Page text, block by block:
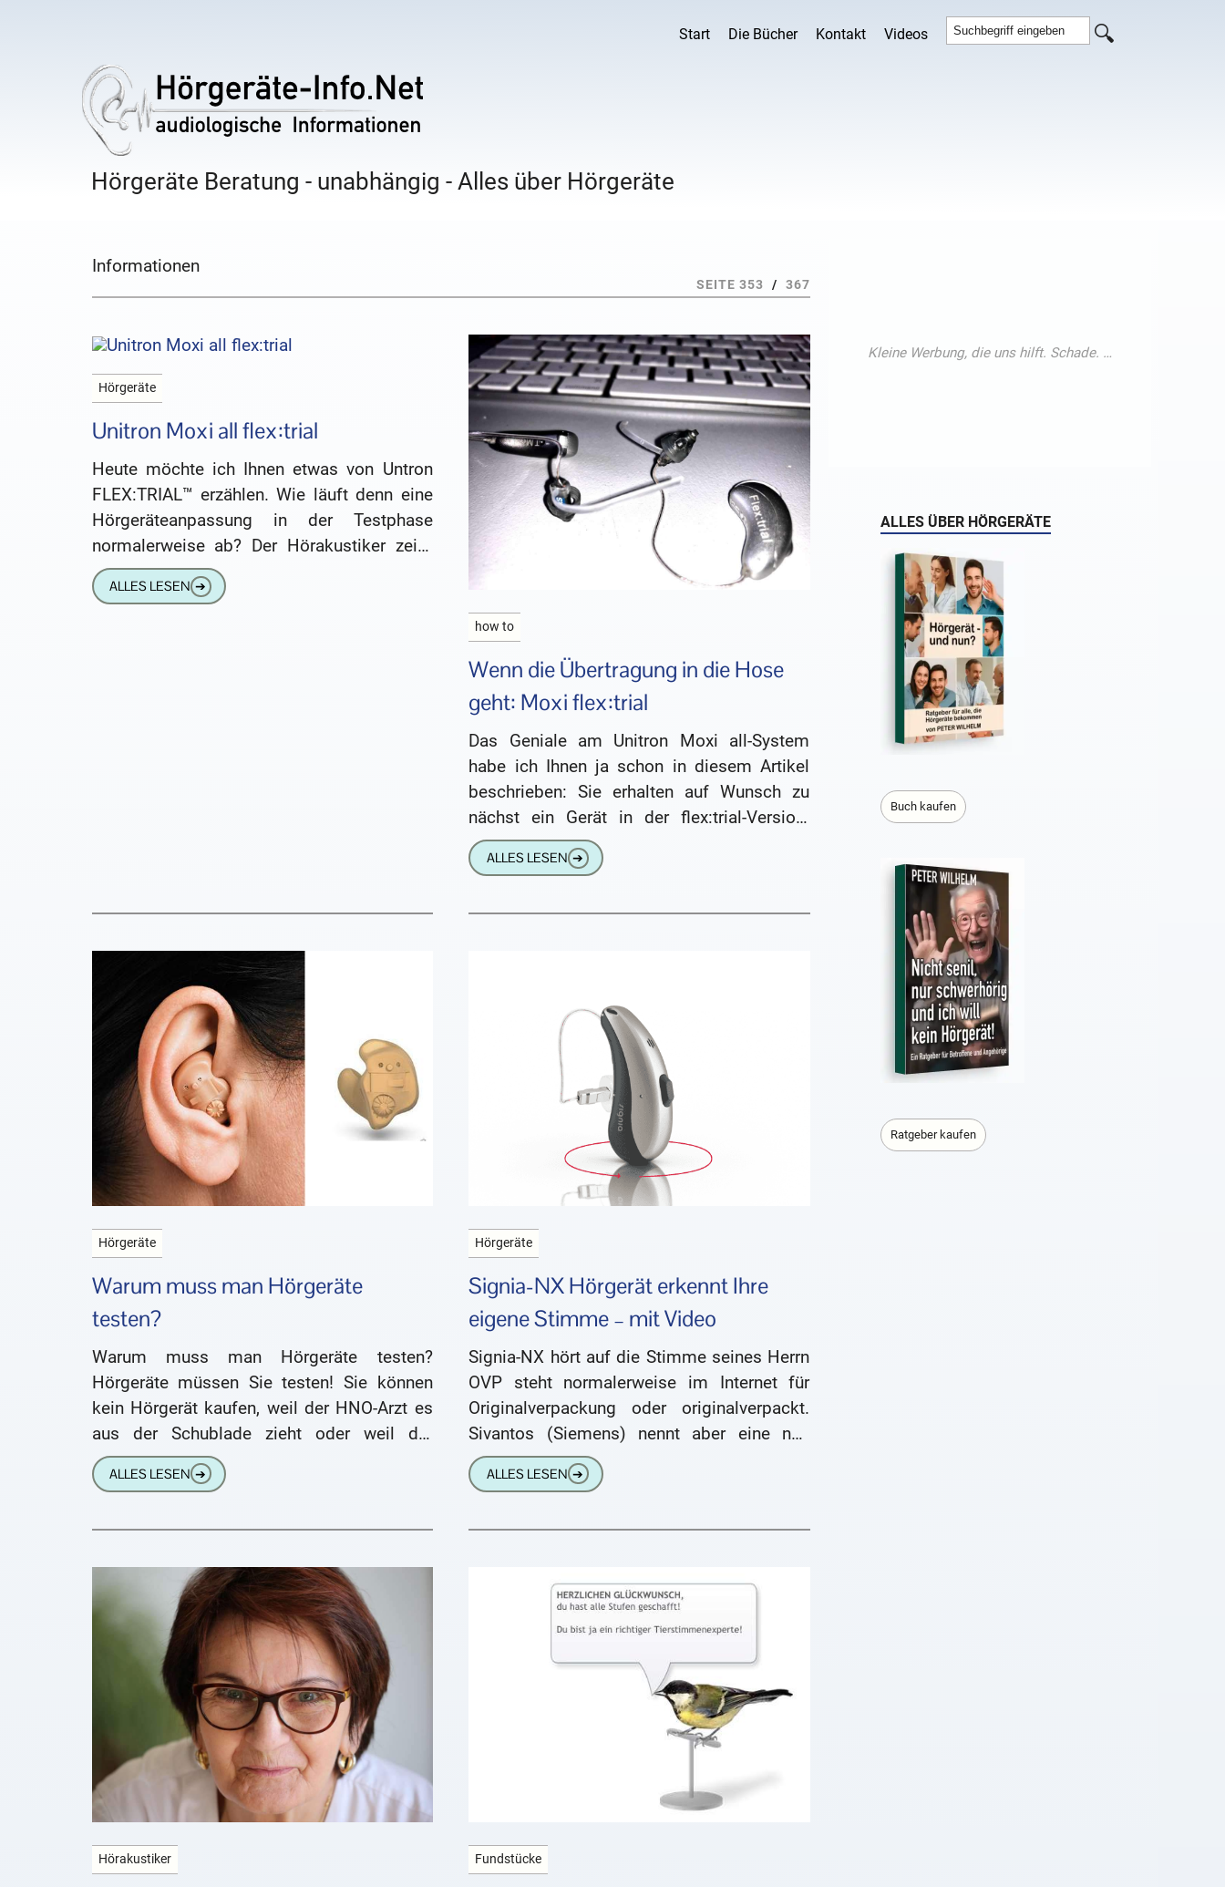
Start Die Bücher Kontakt Videos
Hörgeräte Beratung - unabhängig - Alles über Hörgeräte
Informationen
SEITE 353 / 367
Hörgeräte
Unitron Moxi all flex:trial
Heute möchte ich Ihnen etwas von Untron
FLEX:TRIAL™ erzählen. Wie läuft denn eine
Hörgeräteanpassung in der Testphase
normalerweise ab? Der Hörakustiker zeigt
Ihnen verschiedene Geräte. Sie wählen mit
ihm eins
ALLES LESEN ➔
how to
Wenn die Übertragung in die Hose
geht: Moxi flex:trial
Das Geniale am Unitron Moxi all-System
habe ich Ihnen ja schon in diesem Artikel
beschrieben: Sie erhalten auf Wunsch zu
nächst ein Gerät in der flex:trial-Version.
Dieses Hörgerät entspricht dem
ALLES LESEN ➔
Hörgeräte
Warum muss man Hörgeräte
testen?
Warum muss man Hörgeräte testen?
Hörgeräte müssen Sie testen! Sie können
kein Hörgerät kaufen, weil der HNO-Arzt es
aus der Schublade zieht oder weil der
Hörgeräteakustiker es empfiehlt. Ein
Hörgerät
ALLES LESEN ➔
Hörgeräte
Signia-NX Hörgerät erkennt Ihre
eigene Stimme – mit Video
Signia-NX hört auf die Stimme seines Herrn
OVP steht normalerweise im Internet für
Originalverpackung oder originalverpackt.
Sivantos (Siemens) nennt aber eine neu
entwickelte Technik „Own Voice
Processing“ jetzt OVP. Auf
ALLES LESEN ➔
Hörakustiker Fundstücke
ALLES ÜBER HÖRGERÄTE
Buch kaufen
Ratgeber kaufen